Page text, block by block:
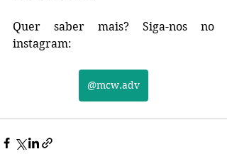
Quer saber mais? Siga-nos no
instagram:
@mcw.adv